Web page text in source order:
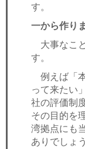
す。
一から作り
大事なこ
す。
例えば「
って来たい
社の評価制
その目的を
湾拠点にも
ありでしょ